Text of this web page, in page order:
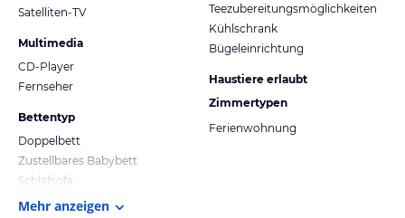
Satelliten-TV
Multimedia
CD-Player
Fernseher
Bettentyp
Doppelbett
Zustellbares Babybett
Schlafsofa
Teezubereitungsmöglichkeiten
Kühlschrank
Bügeleinrichtung
Haustiere erlaubt
Zimmertypen
Ferienwohnung
Mehr anzeigen